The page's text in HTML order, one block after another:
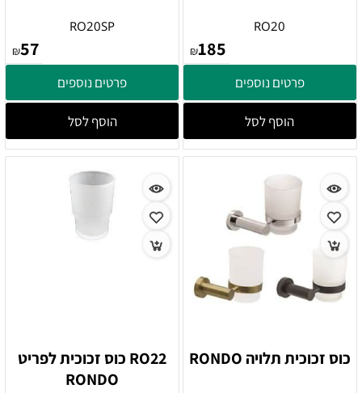
RO20
₪185
פרטים נוספים
הוסף לסל
RO20SP
₪57
פרטים נוספים
הוסף לסל
כוס זכוכית תלויה RONDO
RO22 כוס זכוכית לפריט
RONDO